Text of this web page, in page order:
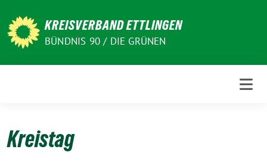
zum
Inhalt
KREISVERBAND ETTLINGEN
BÜNDNIS 90 / DIE GRÜNEN
Kreistag